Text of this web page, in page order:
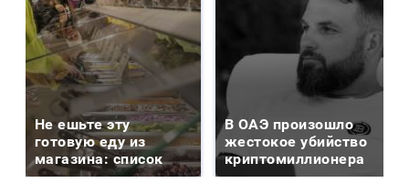
Не ешьте эту
готовую еду из
магазина: список
В ОАЭ произошло
жестокое убийство
криптомиллионера